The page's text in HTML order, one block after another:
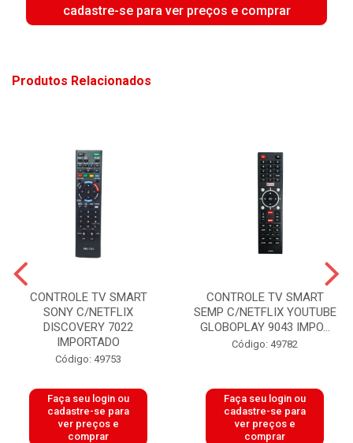
cadastre-se para ver preços e comprar
Produtos Relacionados
CONTROLE TV SMART
SONY C/NETFLIX
DISCOVERY 7022
IMPORTADO
Código: 49753
Faça seu login ou
cadastre-se para
ver preços e
comprar
CONTROLE TV SMART
SEMP C/NETFLIX YOUTUBE
GLOBOPLAY 9043 IMPO...
Código: 49782
Faça seu login ou
cadastre-se para
ver preços e
comprar